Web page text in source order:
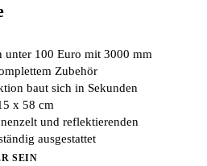
unter 100 Euro mit 3000 mm
Zubehör
baut sich in Sekunden
x 58 cm
und reflektierenden
ausgestattet
SEIN